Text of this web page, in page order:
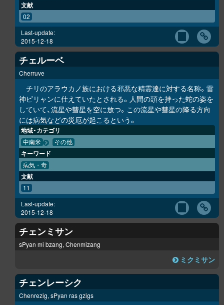
文献
02
Last-update:
2015-12-18
チェルーベ
Cherruve
チリのアラウカノ族における邪悪な精霊達に対する名称。雷
神ピリャンに仕えていたとされる。人間の頭を持った蛇の姿を
していて、流星や彗星を空に放つ。この流星や彗星の降る方向
には病気などの災厄が起こるという。
地域・カテゴリ
中南米 その他
キーワード
病気・毒
文献
11
Last-update:
2015-12-18
チェンミサン
sPyan mi bzang, Chenmizang
ミクミサン
チェンレーシク
Chenrezig, sPyan ras gzigs